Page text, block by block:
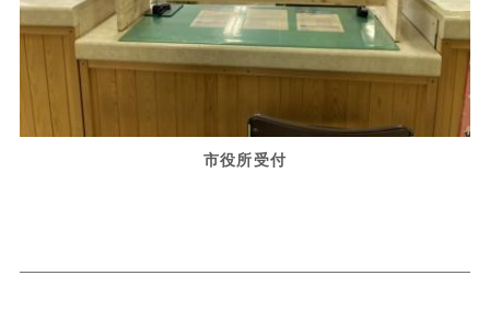
市役所受付